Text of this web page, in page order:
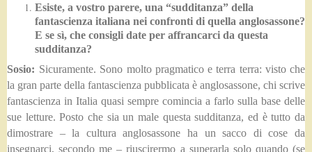
Esiste, a vostro parere, una “sudditanza” della
fantascienza italiana nei confronti di quella anglosassone?
E se sì, che consigli date per affrancarci da questa
sudditanza?
Sosio: Sicuramente. Sono molto pragmatico e terra terra: visto che
la gran parte della fantascienza pubblicata è anglosassone, chi scrive
fantascienza in Italia quasi sempre comincia a farlo sulla base delle
sue letture. Posto che sia un male questa sudditanza, ed è tutto da
dimostrare – la cultura anglosassone ha un sacco di cose da
insegnarci, secondo me – riuscirermo a superarla solo quando (se